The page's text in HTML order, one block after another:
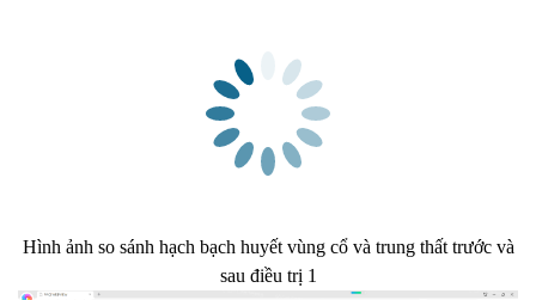
Hình ảnh so sánh hạch bạch huyết vùng cổ và trung thất trước và
sau điều trị 1